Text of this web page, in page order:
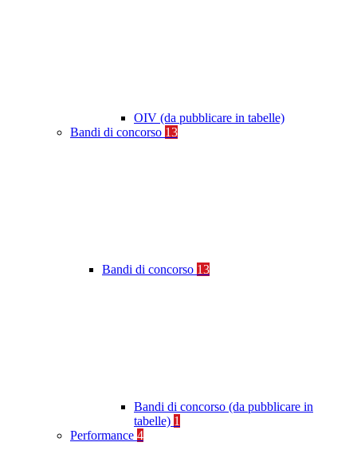
OIV (da pubblicare in tabelle)
Bandi di concorso 13
Bandi di concorso 13
Bandi di concorso (da pubblicare in
tabelle) 1
Performance 4